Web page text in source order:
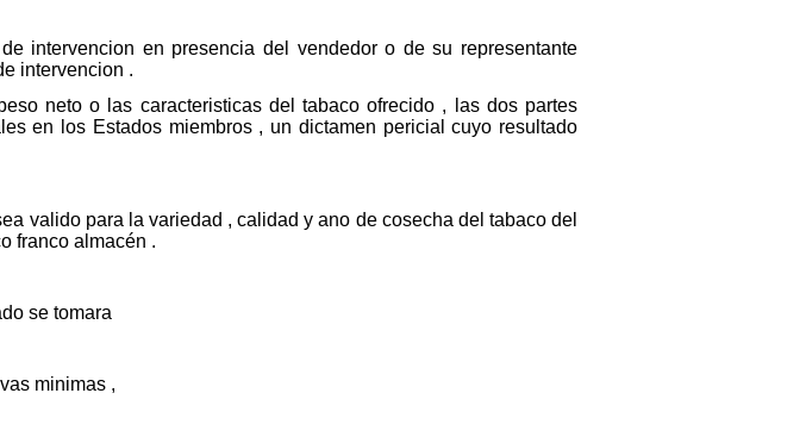
intervencion en presencia del vendedor o de su representante
intervencion .
neto o las caracteristicas del tabaco ofrecido , las dos partes
en los Estados miembros , un dictamen pericial cuyo resultado
valido para la variedad , calidad y ano de cosecha del tabaco del
franco almacén .
se tomara
minimas ,